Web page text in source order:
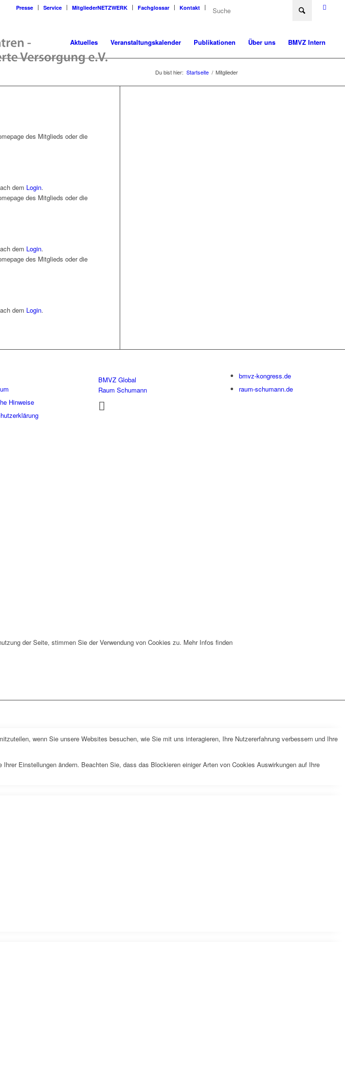
Presse Service MitgliederNETZWERK Fachglossar Kontakt
Aktuelles Veranstaltungskalender Publikationen Über uns BMVZ Intern
Du bist hier: Startseite / Mitglieder
des Mitglieds oder die
dem Login.
des Mitglieds oder die
dem Login.
des Mitglieds oder die
dem Login.
Hinweise
BMVZ Global
Raum Schumann
bmvz-kongress.de
raum-schumann.de
der Seite, stimmen Sie der Verwendung von Cookies zu. Mehr Infos finden
wenn Sie unsere Websites besuchen, wie Sie mit uns interagieren, Ihre Nutzererfahrung verbessern und Ihre
Einstellungen ändern. Beachten Sie, dass das Blockieren einiger Arten von Cookies Auswirkungen auf Ihre